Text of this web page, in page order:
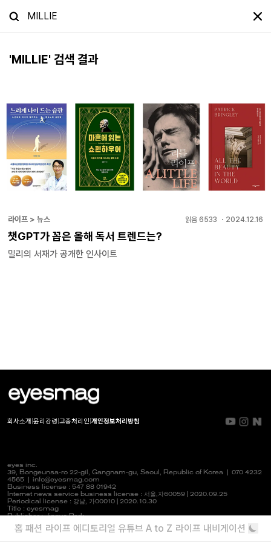
'MILLIE' 검색 결과
라이프 > 뉴스 읽음 6533 ・ 2024.12.16
챗GPT가 꼽은 올해 독서 트렌드는?
밀리의 서재가 공개한 인사이트
회사소개 윤리강령 고충처리인 개인정보처리방침
eyes inc.
39, Bongeunsa-ro 22-gil, Gangnam-gu, Seoul, Republic of Korea | 070 4232
4565
info@eyesmag.com
Business license : 547 88 01942
Internet news service business license : 서울,자60059 | 2020.09.25
Periodical license : 강남, 가00010 | 2020.10.30
Title : eyesmag
Publisher : Jinpyo Park
News manager & Editorial officer : Youlim Heo
홈 패션 라이프 에디토리얼 유튜브 A to Z 라이프 내비게이션